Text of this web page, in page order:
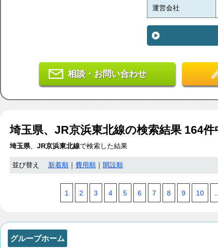
運営会社
相談・お問い合わせ
埼玉県、JR京浜東北線の検索結果 164件
埼玉県 JR京浜東北線で検索した結果
並び替え 新着順 費用順 開設順
1 2 3 4 5 6 7 8 9 10
グループホーム